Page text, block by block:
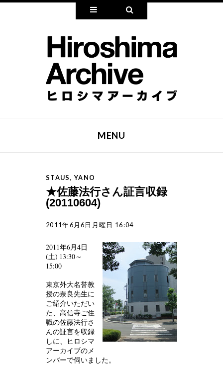
MENU
STAUS,YANO
★佐藤法行さん証言収録
(20110604)
2011年6月6日月曜日 16:04
2011年6月4日
(土) 13:30～
15:00
東京外大名誉教
授の奈良先生に
ご紹介いただい
た、高信寺ご住
職の佐藤法行さ
んの証言を収録
しに、ヒロシマ
アーカイブのメ
ンバーで伺いました。